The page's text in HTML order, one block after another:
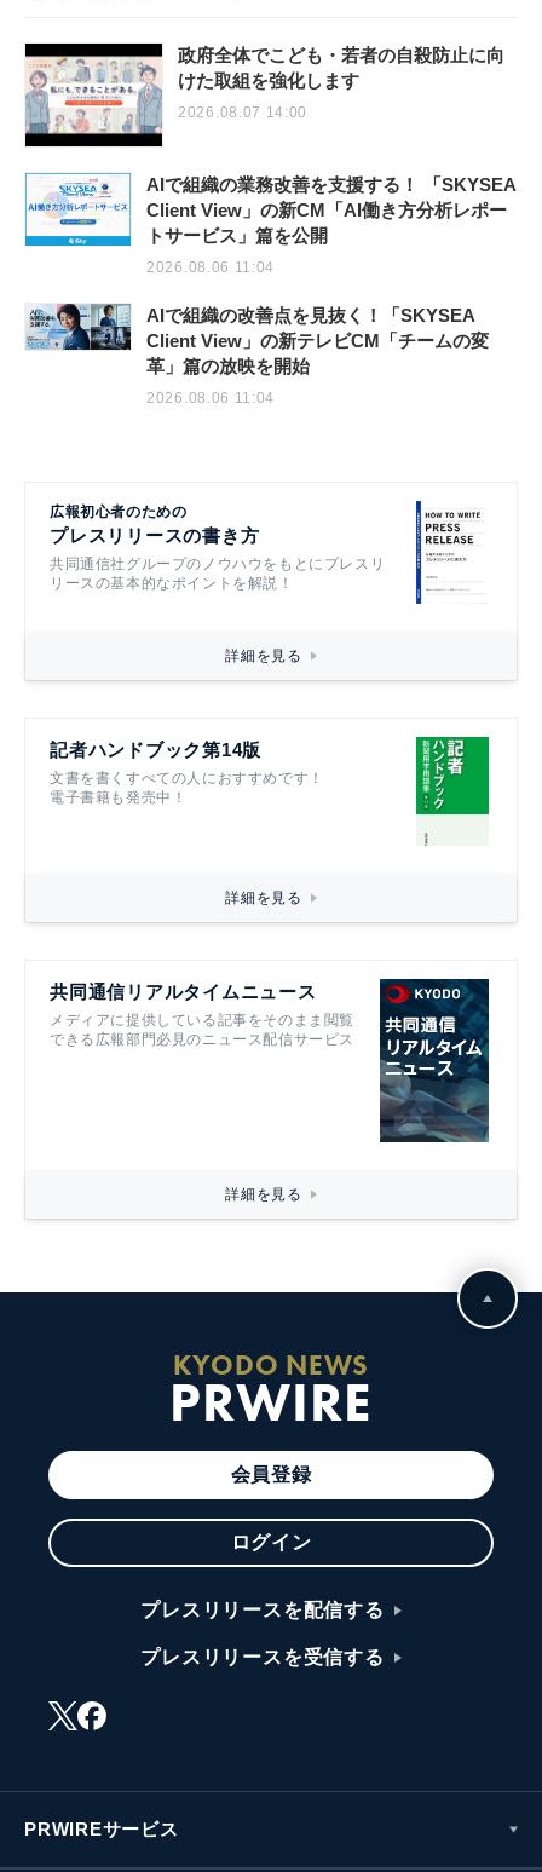
政府全体でこども・若者の自殺防止に向
けた取組を強化します
2026.08.07 14:00
AIで組織の業務改善を支援する！ 「SKYSEA
Client View」の新CM「AI働き方分析レポー
トサービス」篇を公開
2026.08.06 11:04
AIで組織の改善点を見抜く！「SKYSEA
Client View」の新テレビCM「チームの変
革」篇の放映を開始
2026.08.06 11:04
広報初心者のための
プレスリリースの書き方
共同通信社グループのノウハウをもとにプレスリ
リースの基本的なポイントを解説！
詳細を見る
記者ハンドブック第14版
文書を書くすべての人におすすめです！
電子書籍も発売中！
詳細を見る
共同通信リアルタイムニュース
メディアに提供している記事をそのまま閲覧
できる広報部門必見のニュース配信サービス
詳細を見る
KYODO NEWS
PRWIRE
会員登録
ログイン
プレスリリースを配信する
プレスリリースを受信する
PRWIREサービス